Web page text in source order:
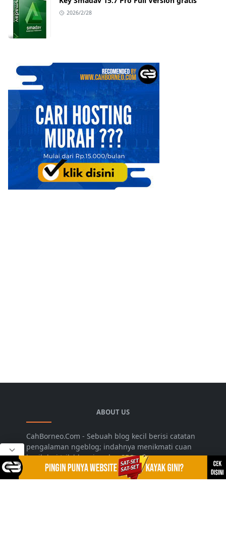
2026/2/28
ABOUT US
CahBorneo.Com - Sebuah blog kecil berisi catatan
pengalaman ngeblog; indahnya menikmati cuan
hasil dari trik blogging dan SEO.